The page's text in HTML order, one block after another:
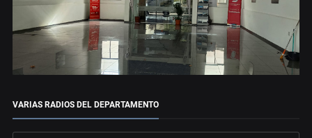
VARIAS RADIOS DEL DEPARTAMENTO